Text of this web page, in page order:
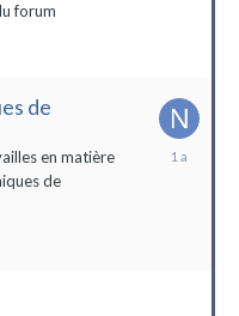
forum
de
en matière
de
25